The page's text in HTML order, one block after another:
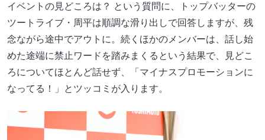
イベントの見どころは？ という質問に、トップバッターの
ツートライブ・周平は順調な滑り出しで回答しますが、残
念ながら途中でアウトに。続くほかのメンバーは、話し始
めた途端に禁止ワードを踏みまくるという結果で、見どこ
ろについてほとんど話せず、「マイナスプロモーションに
なってる！」とツッコミが入ります。